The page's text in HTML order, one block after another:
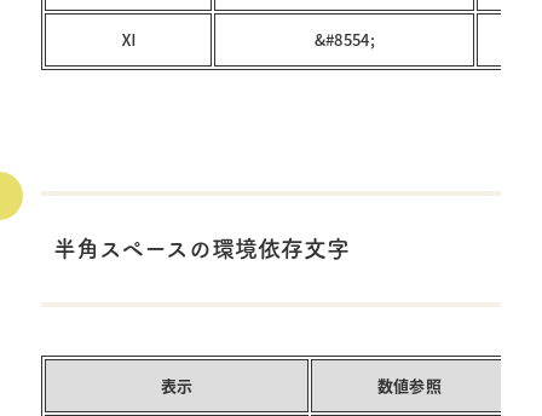
Ⅺ &#8554;
半角スペースの環境依存文字
表示 数値参照